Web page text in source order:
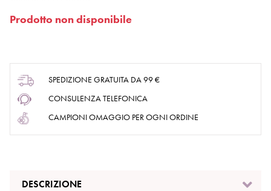
Prodotto non disponibile
SPEDIZIONE GRATUITA DA 99 €
CONSULENZA TELEFONICA
CAMPIONI OMAGGIO PER OGNI ORDINE
DESCRIZIONE